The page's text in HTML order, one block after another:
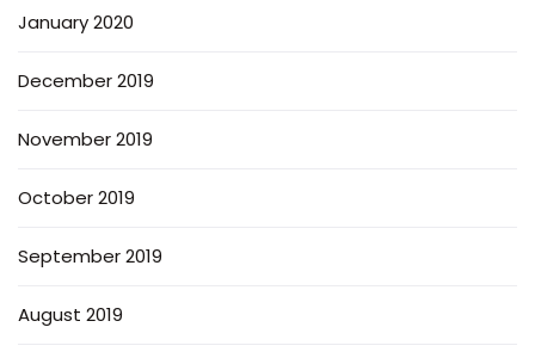
January 2020
December 2019
November 2019
October 2019
September 2019
August 2019